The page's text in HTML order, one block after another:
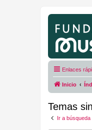
Enlaces
Inicio
Temas
Ir a